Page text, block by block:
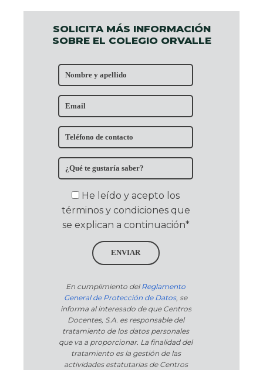
SOLICITA MÁS INFORMACIÓN
SOBRE EL COLEGIO ORVALLE
He leído y acepto los
términos y condiciones que
se explican a continuación*
ENVIAR
En cumplimiento delReglamento
General de Protección de Datos, se
informa al interesado de que Centros
Docentes, S.A. es responsable del
tratamiento de los datos personales
que va a proporcionar. La finalidad del
tratamiento es la gestión de las
actividades estatutarias de Centros